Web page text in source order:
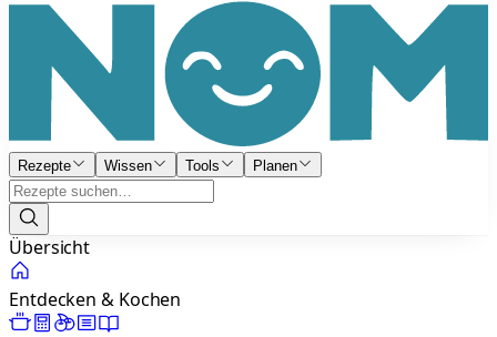
Rezepte Wissen Tools Planen
Übersicht
Entdecken & Kochen